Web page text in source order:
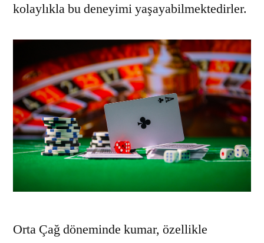
kolaylıkla bu deneyimi yaşayabilmektedirler.
Orta Çağ döneminde kumar, özellikle